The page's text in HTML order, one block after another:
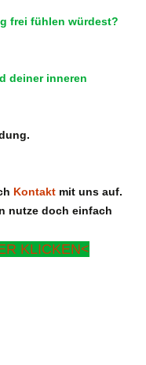
frei fühlen würdest?
deiner inneren
Kontakt mit uns auf.
nutze doch einfach
KLICKEN<